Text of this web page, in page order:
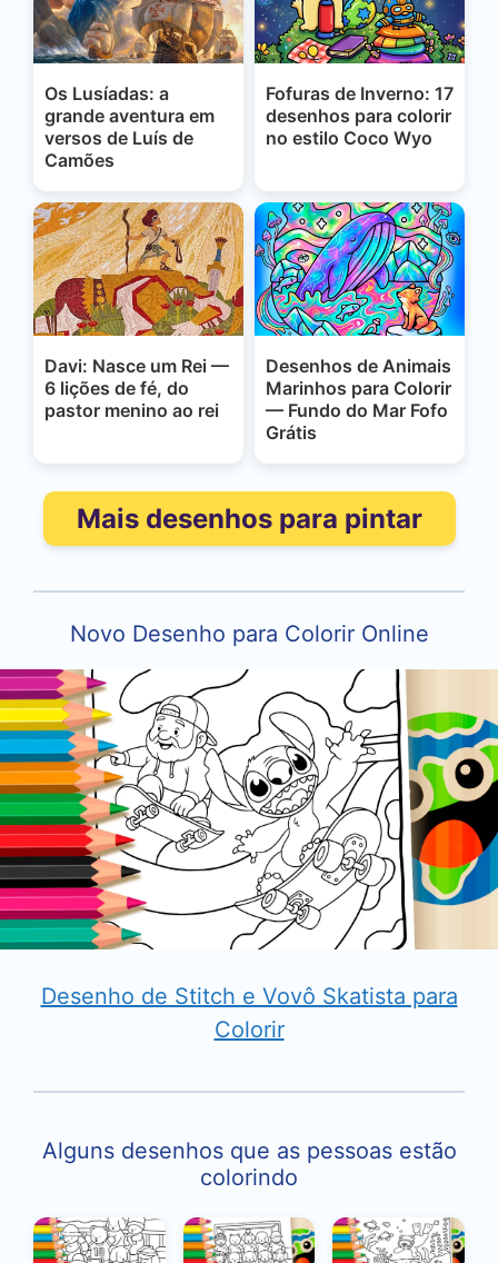
Os Lusíadas: a
grande aventura em
versos de Luís de
Camões
Fofuras de Inverno: 17
desenhos para colorir
no estilo Coco Wyo
Davi: Nasce um Rei —
6 lições de fé, do
pastor menino ao rei
Desenhos de Animais
Marinhos para Colorir
— Fundo do Mar Fofo
Grátis
Mais desenhos para pintar
Novo Desenho para Colorir Online
Desenho de Stitch e Vovô Skatista para
Colorir
Alguns desenhos que as pessoas estão
colorindo